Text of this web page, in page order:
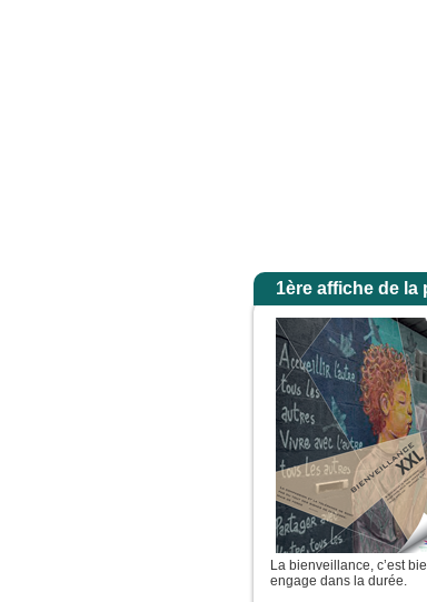
virent plus personne, sinon lui, Jésus, seul. En
1ère affiche de la
La bienveillance, c’est
engage dans la durée.